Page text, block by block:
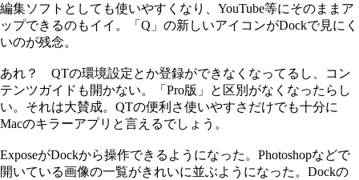
編集ソフトとしても使いやすくなり、YouTube等にそのままア
ップできるのもイイ。「Q」の新しいアイコンがDockで見にく
いのが残念。
あれ？ QTの環境設定とか登録ができなくなってるし、コン
テンツガイドも開かない。「Pro版」と区別がなくなったらし
い。それは大賛成。QTの便利さ使いやすさだけでも十分に
Macのキラーアプリと言えるでしょう。
ExposeがDockから操作できるようになった。Photoshopなどで
開いている画像の一覧がきれいに並ぶようになった。Dockの